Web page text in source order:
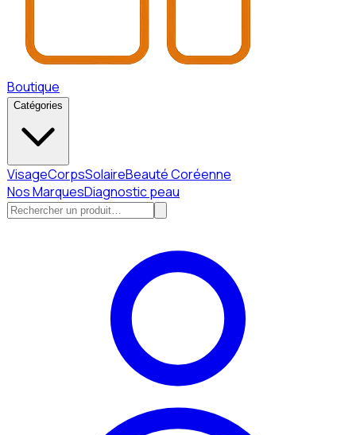
Boutique
Catégories
VisageCorpsSolaireBeauté Coréenne
Nos MarquesDiagnostic peau